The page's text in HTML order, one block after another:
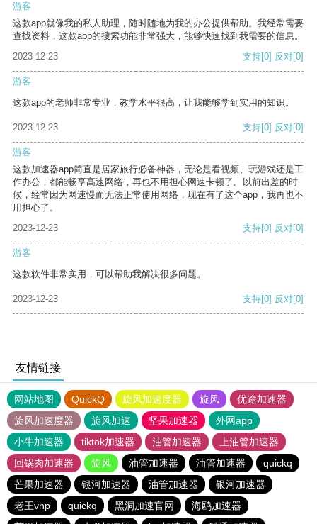
游客
这款app就像我的私人助理，随时随地为我的办公提供帮助。我经常需要
查找资料，这款app的搜索功能非常强大，能够快速找到我需要的信息。
2023-12-23
支持[0] 反对[0]
游客
这款app的老师非常专业，教学水平很高，让我能够学到实用的知识。
2023-12-23 支持[0] 反对[0]
游客
这款加速器app简直是居家旅行必备神器，无论是看视频、玩游戏还是工
作办公，都能畅享高速网络，再也不用担心网速卡顿了。以前出差的时
候，经常因为网速慢而无法正常使用网络，现在有了这个app，我再也不
用担心了。
2023-12-23
支持[0] 反对[0]
游客
这款软件非常实用，可以帮助我解决很多问题。
2023-12-23 支持[0] 反对[0]
友情链接
网站地图 QuickQ 旋风加速度器 旋风
优途加速器
旋风加速度器
旋风加速 坚果加速器
外网app
小牛加速器
tiktok加速器 油管加速器
上油管加速器
回锅肉加速器
旋风 油管加速器 油管加速器
quickq
芒果加速器
银河加速器 油管加速器
银河加速器
老王vnp
quickq 黑洞加速官网
海鸥加速器